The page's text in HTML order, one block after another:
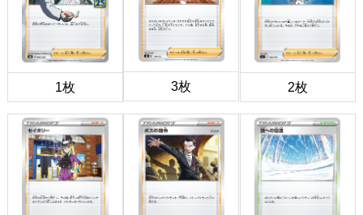
1枚 3枚 2枚